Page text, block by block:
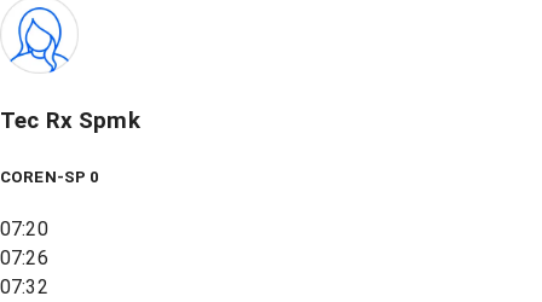
Tec Rx Spmk
COREN-SP 0
07:20
07:26
07:32